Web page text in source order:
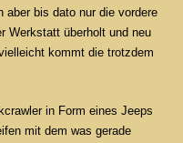
aber bis dato nur die vordere
Werkstatt überholt und neu
kommt die trotzdem
in Form eines Jeeps
mit dem was gerade